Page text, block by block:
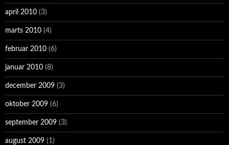
april 2010 (3)
marts 2010 (4)
februar 2010 (6)
januar 2010 (8)
december 2009 (3)
oktober 2009 (6)
september 2009 (3)
august 2009 (1)